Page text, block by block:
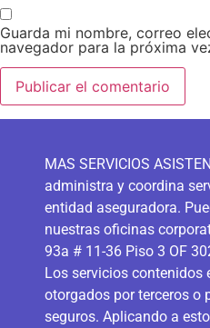
Guarda mi nombre, correo
navegador para la próxima
MAS SERVICIOS
administra y coordina
entidad aseguradora.
nuestras oficinas
93a # 11-36 Piso 3 OF
Los servicios contenidos
otorgados por terceros o
seguros. Aplicando a